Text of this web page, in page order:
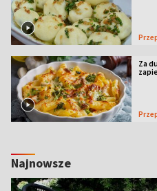
Za
Najnowsze